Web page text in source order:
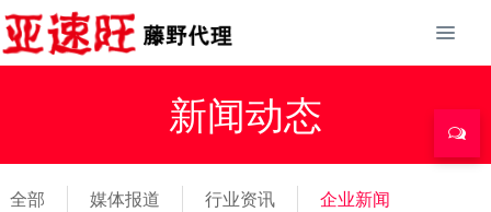
新闻动态
全部 媒体报道 行业资讯 企业新闻